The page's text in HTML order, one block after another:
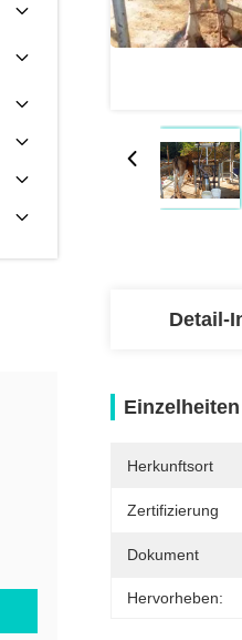
Detail-
Einzelheiten
Herkunftsort
Zertifizierung
Dokument
Hervorheben: